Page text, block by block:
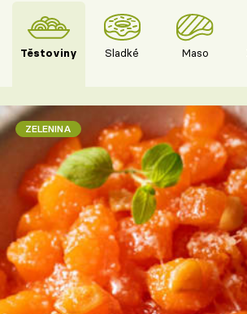
Těstoviny Sladké Maso
ZELENINA